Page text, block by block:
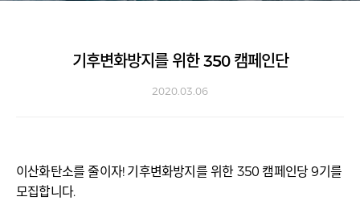
기후변화방지를 위한 350 캠페인단
2020.03.06
이산화탄소를 줄이자! 기후변화방지를 위한 350 캠페인당 9기를
모집합니다.